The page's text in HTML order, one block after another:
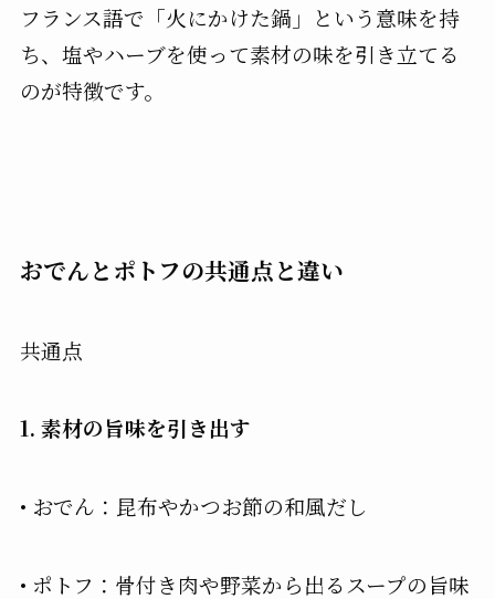
フランス語で「火にかけた鍋」という意味を持
ち、塩やハーブを使って素材の味を引き立てる
のが特徴です。
おでんとポトフの共通点と違い
共通点
1. 素材の旨味を引き出す
• おでん：昆布やかつお節の和風だし
• ポトフ：骨付き肉や野菜から出るスープの旨味